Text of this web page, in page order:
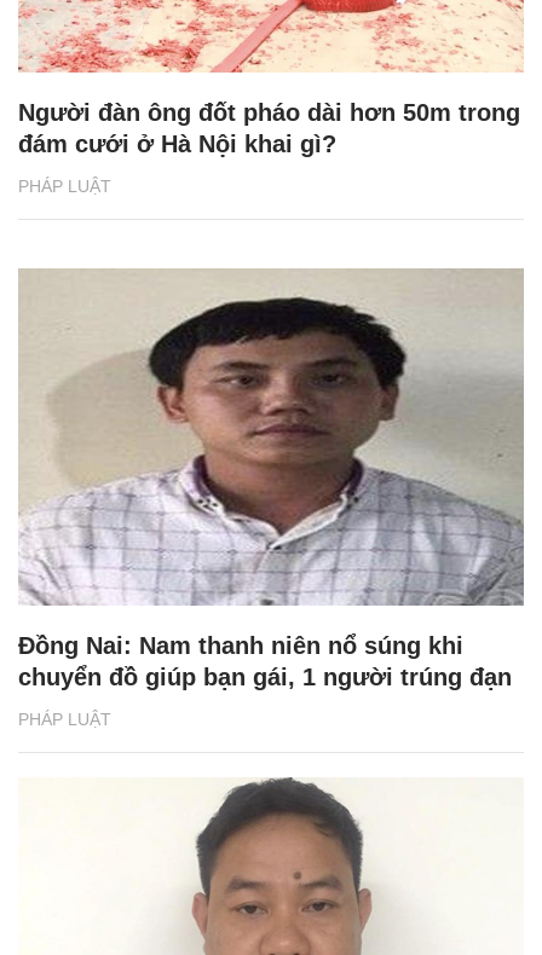
PHÁP LUẬT
Người đàn ông đốt pháo dài hơn 50m trong
đám cưới ở Hà Nội khai gì?
PHÁP LUẬT
Đồng Nai: Nam thanh niên nổ súng khi
chuyển đồ giúp bạn gái, 1 người trúng đạn